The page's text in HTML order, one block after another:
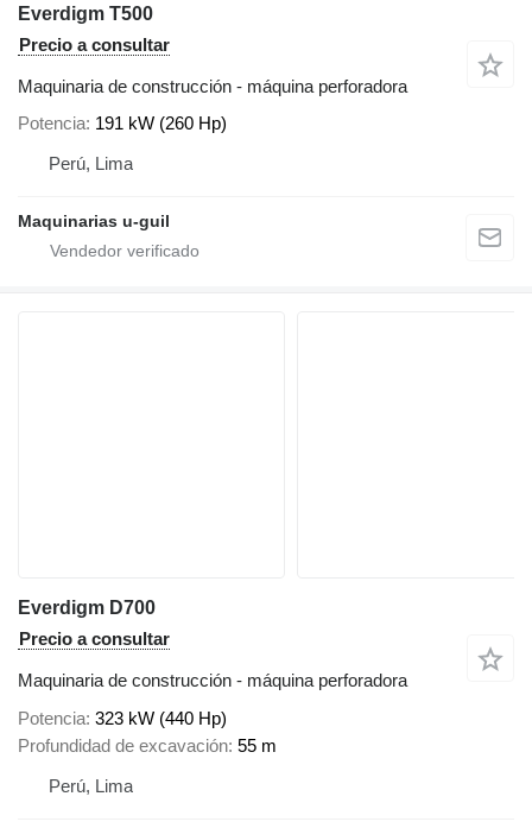
Everdigm T500
Precio a consultar
Maquinaria de construcción - máquina perforadora
Potencia 191 kW (260 Hp)
Perú, Lima
Maquinarias u-guil
Everdigm D700
Precio a consultar
Maquinaria de construcción - máquina perforadora
Potencia 323 kW (440 Hp)
Profundidad de excavación 55 m
Perú, Lima